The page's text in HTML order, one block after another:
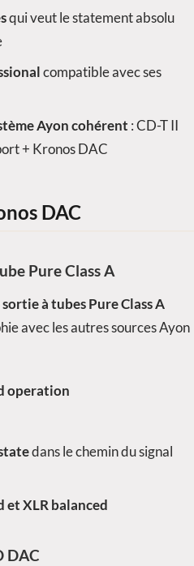
qui veut le statement absolu
compatible avec ses
Ayon cohérent : CD-T II
+ Kronos DAC
DAC
Pure Class A
à tubes Pure Class A
avec les autres sources Ayon
operation
dans le chemin du signal
et XLR balanced
DAC